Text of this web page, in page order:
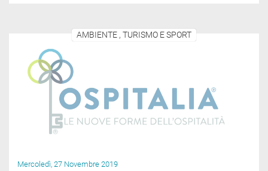
AMBIENTE , TURISMO E SPORT
Mercoledì, 27 Novembre 2019